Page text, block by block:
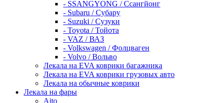
- SSANGYONG / Ссангйонг
- Subaru / Субару
- Suzuki / Сузуки
- Toyota / Тойота
- VAZ / ВАЗ
- Volkswagen / Фолцваген
- Volvo / Вольво
Лекала на EVA коврики багажника
Лекала на EVA коврики грузовых авто
Лекала на обычные коврики
Лекала на фары
Aito